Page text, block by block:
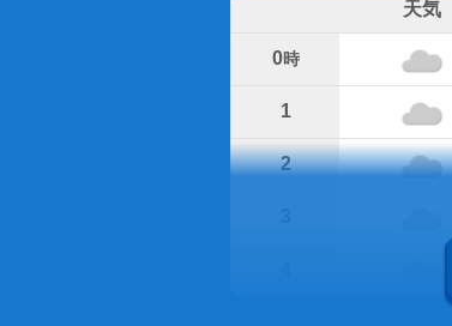
天気
0時
1
2